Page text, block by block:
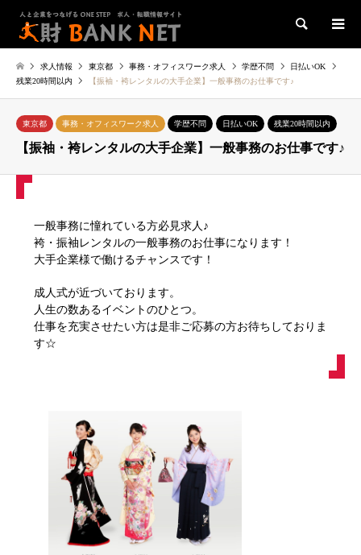
検索
求人情報 東京都 事務・オフィスワーク求人 学歴不問
日払いOK
残業20時間以内
【振袖・袴レンタルの大手企業】一般事務のお仕事です♪
東京都 事務・オフィスワーク求人 学歴不問 日払いOK 残業20時間以内
【振袖・袴レンタルの大手企業】一般事務のお仕事です♪
一般事務に憧れている方必見求人♪
袴・振袖レンタルの一般事務のお仕事になります！
大手企業様で働けるチャンスです！
成人式が近づいております。
人生の数あるイベントのひとつ。
仕事を充実させたい方は是非ご応募の方お待ちしておりま
す☆